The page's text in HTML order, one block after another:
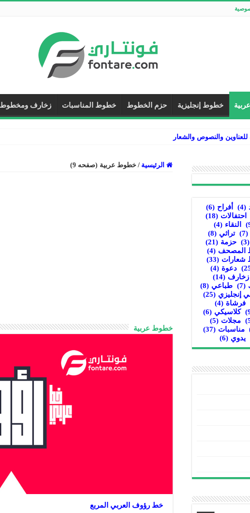
خطوط إنجليزية حزم الخطوط خطوط المناسبات زخارف
والنصوص والشعارات عربي إنجليزي فارسي
الرئيسية / خطوط عربية (صفحه 9)
خطوط عربية
خط رؤوف العربي المربع
(4) أفراح (6)
احتفالات (18)
النقاء (4)
(7) تراثي (8)
(3) حزمة (21)
المصحف (4)
شعارات (33)
دعوة (4)
زخارف (14)
(7) طباعي (8)
إنجليزي (25)
فرشاة (4)
كلاسيكي (6)
مجلات (5)
مناسبات (37)
يدوي (6)